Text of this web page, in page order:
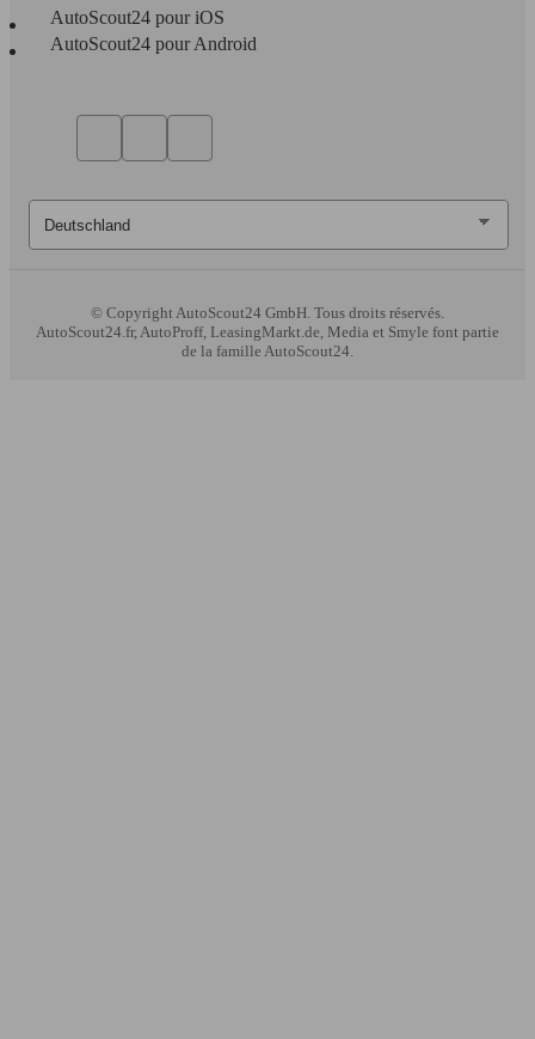
AutoScout24 pour iOS
AutoScout24 pour Android
© CopyrightAutoScout24 GmbH. Tous droits réservés.
AutoScout24.fr, AutoProff, LeasingMarkt.de, Media et Smyle font partie
de la famille AutoScout24.